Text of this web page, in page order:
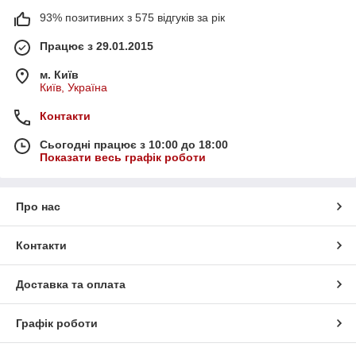
93% позитивних з 575 відгуків за рік
Працює з 29.01.2015
м. Київ
Київ, Україна
Контакти
Сьогодні працює з 10:00 до 18:00
Показати весь графік роботи
Про нас
Контакти
Доставка та оплата
Графік роботи